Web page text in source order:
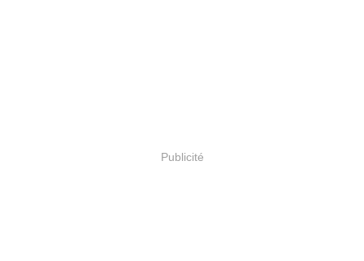
Publicité